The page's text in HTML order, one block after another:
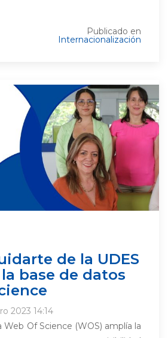
Publicado en
Internacionalización
de la UDES
base de datos
2023 14:14
Web Of Science (WOS) amplía la